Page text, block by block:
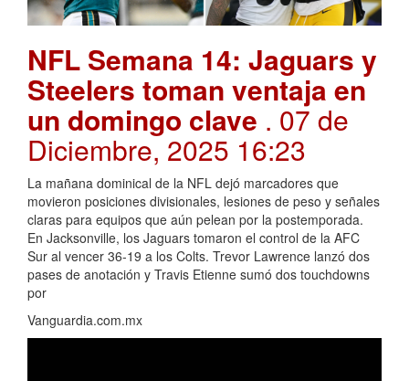
NFL Semana 14: Jaguars y
Steelers toman ventaja en
un domingo clave . 07 de
Diciembre, 2025 16:23
La mañana dominical de la NFL dejó marcadores que
movieron posiciones divisionales, lesiones de peso y señales
claras para equipos que aún pelean por la postemporada.
En Jacksonville, los Jaguars tomaron el control de la AFC
Sur al vencer 36-19 a los Colts. Trevor Lawrence lanzó dos
pases de anotación y Travis Etienne sumó dos touchdowns
por
Vanguardia.com.mx